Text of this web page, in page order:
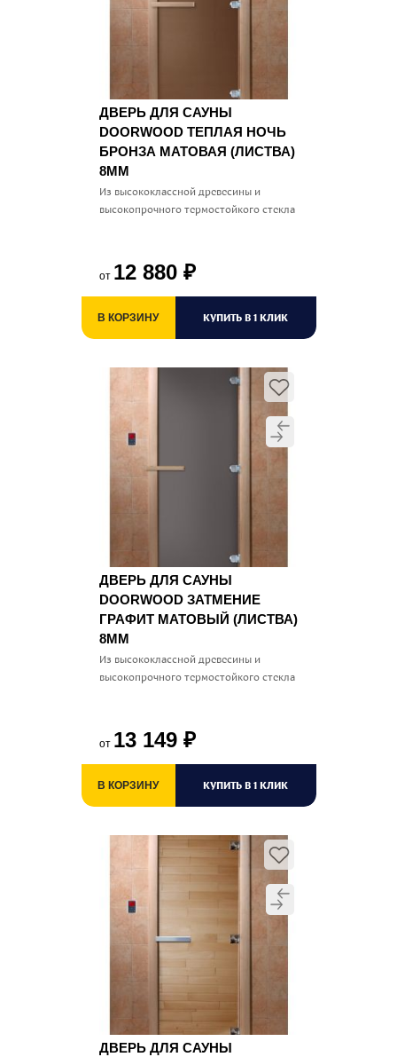
ДВЕРЬ ДЛЯ САУНЫ
DOORWOOD ТЕПЛАЯ НОЧЬ
БРОНЗА МАТОВАЯ (ЛИСТВА)
8ММ
Из высококлассной древесины и
высокопрочного термостойкого стекла
от 12 880 ₽
В КОРЗИНУ КУПИТЬ В 1 КЛИК
ДВЕРЬ ДЛЯ САУНЫ
DOORWOOD ЗАТМЕНИЕ
ГРАФИТ МАТОВЫЙ (ЛИСТВА)
8ММ
Из высококлассной древесины и
высокопрочного термостойкого стекла
от 13 149 ₽
В КОРЗИНУ КУПИТЬ В 1 КЛИК
ДВЕРЬ ДЛЯ САУНЫ